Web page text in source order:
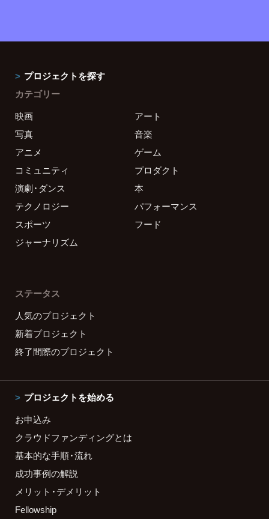
プロジェクトを探す
カテゴリー
映画
アート
写真
音楽
アニメ
ゲーム
コミュニティ
プロダクト
演劇・ダンス
本
テクノロジー
パフォーマンス
スポーツ
フード
ジャーナリズム
ステータス
人気のプロジェクト
新着プロジェクト
終了間際のプロジェクト
プロジェクトを始める
お申込み
クラウドファンディングとは
基本的な手順・流れ
成功事例の解説
メリット・デメリット
Fellowship